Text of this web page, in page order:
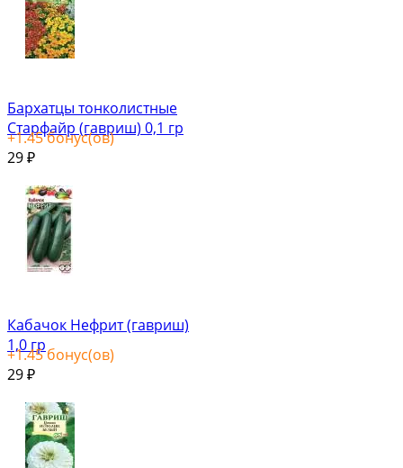
Бархатцы тонколистные
Старфайр (гавриш) 0,1 гр
+1.45бонус(ов)
29 ₽
Кабачок Нефрит (гавриш)
1,0 гр
+1.45 бонус(ов)
29 ₽